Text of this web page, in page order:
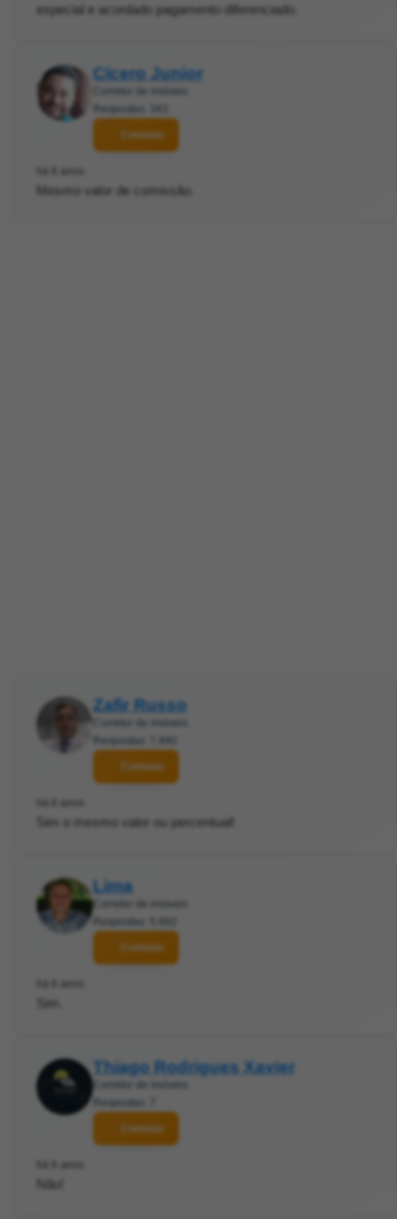
especial e acordado pagamento diferenciado.
Cícero Junior
Corretor de imóveis
Respostas: 343
Contatar
há 6 anos
Mesmo valor de comissão.
Zafir Russo
Corretor de imóveis
Respostas: 7.840
Contatar
há 6 anos
Sim o mesmo valor ou percentual!
Lima
Corretor de imóveis
Respostas: 5.882
Contatar
há 6 anos
Sim.
Thiago Rodrigues Xavier
Corretor de imóveis
Respostas: 7
Contatar
há 6 anos
Não!